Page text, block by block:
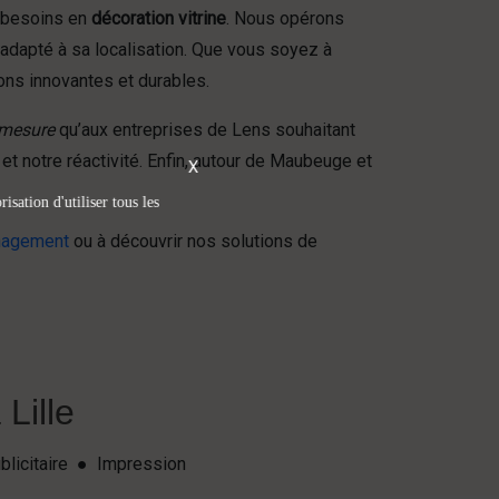
en décoration vitrine. Nous opérons
à sa localisation. Que vous soyez à
innovantes et durables.
qu’aux entreprises de Lens souhaitant
notre réactivité. Enfin, autour de Maubeuge et
ou à découvrir nos solutions de
Lille
● Impression
X
d'utiliser tous les